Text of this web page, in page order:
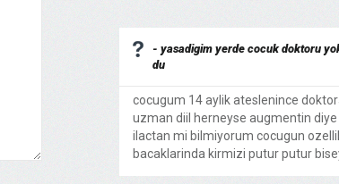
- yasadigim yerde cocuk doktoru
du
cocugum 14 aylik ateslenince
uzman diil herneyse augmentin diye
ilactan mi bilmiyorum cocugun
bacaklarinda kirmizi putur putur